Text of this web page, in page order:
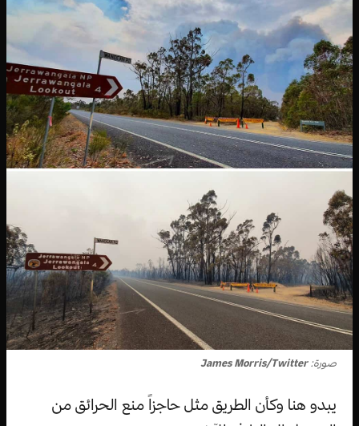
صورة:James Morris/Twitter
يبدو هنا وكأن الطريق مثل حاجزاً منع الحرائق من